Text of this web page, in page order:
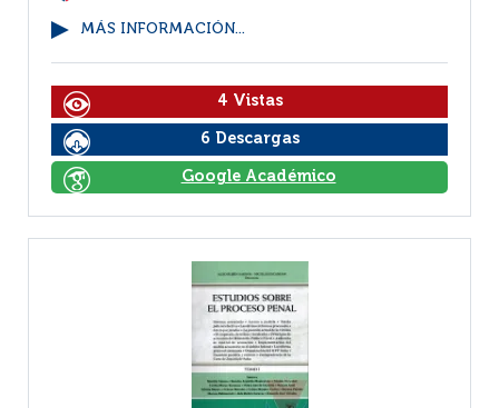
MÁS INFORMACIÓN...
4 Vistas
6 Descargas
Google Académico